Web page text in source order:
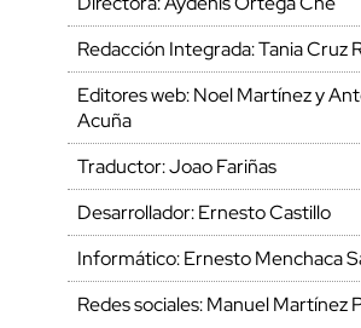
Redacción Integrada: Tania Cruz
Editores web: Noel Martínez y
Acuña
Traductor: Joao Fariñas
Desarrollador: Ernesto Castillo
Informático: Ernesto Menchaca
Redes sociales: Manuel Martínez